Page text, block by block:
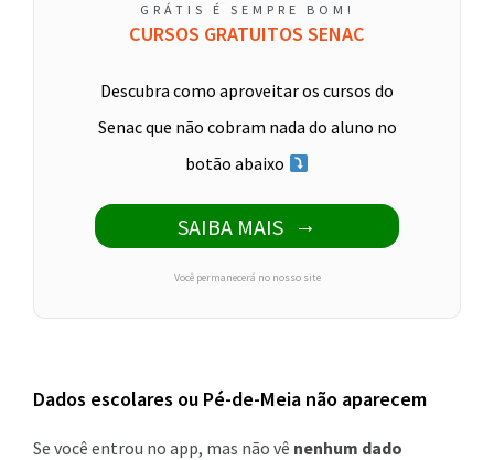
GRÁTIS É SEMPRE BOM!
CURSOS GRATUITOS SENAC
Descubra como aproveitar os cursos do
Senac que não cobram nada do aluno no
botão abaixo
SAIBA MAIS
Você permanecerá no nosso site
Dados escolares ou Pé-de-Meia não aparecem
Se você entrou no app, mas não vê nenhum dado